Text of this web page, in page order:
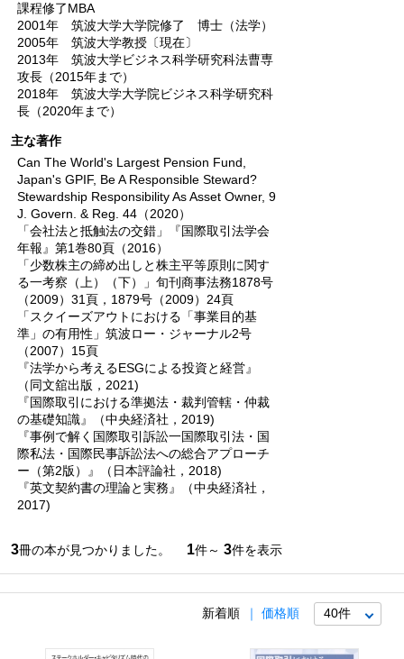
課程修了MBA
2001年 筑波大学大学院修了 博士（法学）
2005年 筑波大学教授〔現在〕
2013年 筑波大学ビジネス科学研究科法曹専
攻長（2015年まで）
2018年 筑波大学大学院ビジネス科学研究科
長（2020年まで）
主な著作
Can The World's Largest Pension Fund,
Japan's GPIF, Be A Responsible Steward?
Stewardship Responsibility As Asset Owner, 9
J. Govern. & Reg. 44（2020）
「会社法と抵触法の交錯」『国際取引法学会
年報』第1巻80頁（2016）
「少数株主の締め出しと株主平等原則に関す
る一考察（上）（下）」旬刊商事法務1878号
（2009）31頁，1879号（2009）24頁
「スクイーズアウトにおける「事業目的基
準」の有用性」筑波ロー・ジャーナル2号
（2007）15頁
『法学から考えるESGによる投資と経営』
（同文舘出版，2021)
『国際取引における準拠法・裁判管轄・仲裁
の基礎知識』（中央経済社，2019)
『事例で解く国際取引訴訟一国際取引法・国
際私法・国際民事訴訟法への総合アプローチ
ー（第2版）』（日本評論社，2018)
『英文契約書の理論と実務』（中央経済社，
2017)
3冊の本が見つかりました。 1件～ 3件を表示
新着順 価格順